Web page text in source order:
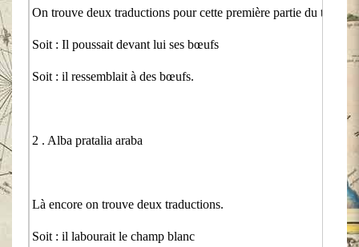
On trouve deux traductions pour cette première partie du texte
Soit : Il poussait devant lui ses bœufs
Soit : il ressemblait à des bœufs.
2 . Alba pratalia araba
Là encore on trouve deux traductions.
Soit : il labourait le champ blanc